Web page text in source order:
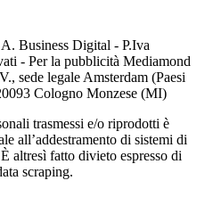
Business Digital - P.Iva
- Per la pubblicità Mediamond
sede legale Amsterdam (Paesi
Cologno Monzese (MI)
trasmessi e/o riprodotti è
all’addestramento di sistemi di
altresì fatto divieto espresso di
scraping.